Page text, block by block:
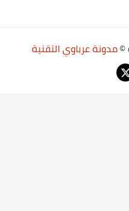
مدونة عرباوي التقنية